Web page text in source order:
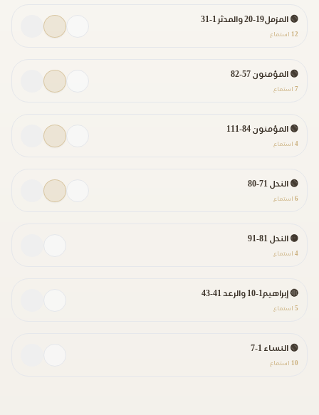
🟢 المزمل19-20 والمدثر 1-31
12 استماع
🟢 المؤمنون 57-82
7 استماع
🟢 المؤمنون 84-111
4 استماع
🟢 النحل 71-80
6 استماع
🟡 النحل 81-91
4 استماع
🔴 إبراهيم1-10 والرعد 41-43
5 استماع
🟢 النساء 1-7
10 استماع